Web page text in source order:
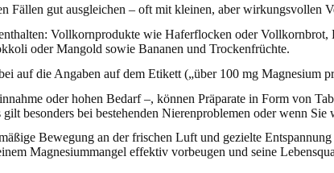
Fällen gut ausgleichen – oft mit kleinen, aber wirkungsvollen
Vollkornprodukte wie Haferflocken oder
oder Mangold sowie Bananen und Trockenfrüchte.
auf die Angaben auf dem Etikett („über 100 mg Magnesium
oder hohen Bedarf –, können Präparate in Form von
besonders bei bestehenden Nierenproblemen oder wenn Sie
Bewegung an der frischen Luft und gezielte
Magnesiummangel effektiv vorbeugen und seine